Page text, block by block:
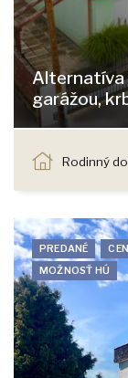
Alternatíva
garážou,
Rodinný
PREDANÉ
MOŽNOSŤ HÚ